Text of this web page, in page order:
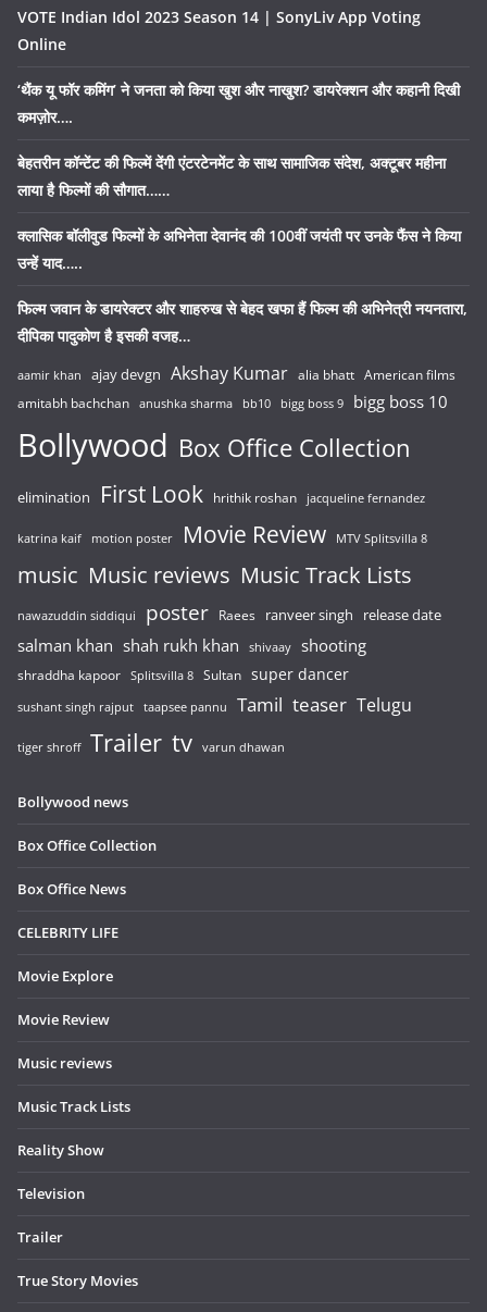
VOTE Indian Idol 2023 Season 14 | SonyLiv App Voting
Online
‘थैंक यू फॉर कमिंग’ ने जनता को किया खुश और नाखुश? डायरेक्शन और कहानी दिखी
कमज़ोर….
बेहतरीन कॉन्टेंट की फिल्में देंगी एंटरटेनमेंट के साथ सामाजिक संदेश, अक्टूबर महीना
लाया है फिल्मों की सौगात……
क्लासिक बॉलीवुड फिल्मों के अभिनेता देवानंद की 100वीं जयंती पर उनके फैंस ने किया
उन्हें याद…..
फिल्म जवान के डायरेक्टर और शाहरुख से बेहद खफा हैं फिल्म की अभिनेत्री नयनतारा,
दीपिका पादुकोण है इसकी वजह…
aamir khan ajay devgn Akshay Kumar alia bhatt American films
amitabh bachchan anushka sharma bb10 bigg boss 9 bigg boss 10
Bollywood Box Office Collection
elimination First Look hrithik roshan jacqueline fernandez
katrina kaif motion poster Movie Review MTV Splitsvilla 8
music Music reviews Music Track Lists
nawazuddin siddiqui poster Raees ranveer singh release date
salman khan shah rukh khan shivaay shooting
shraddha kapoor Splitsvilla 8 Sultan super dancer
sushant singh rajput taapsee pannu Tamil teaser Telugu
tiger shroff Trailer tv varun dhawan
Bollywood news
Box Office Collection
Box Office News
CELEBRITY LIFE
Movie Explore
Movie Review
Music reviews
Music Track Lists
Reality Show
Television
Trailer
True Story Movies